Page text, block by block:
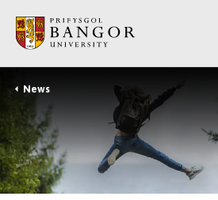
Prif
Gynnwys
Breadcrumb
News